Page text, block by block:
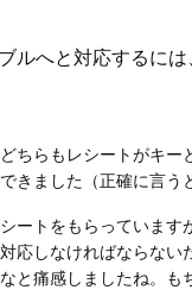
ルへと対応するに
ちらもレシートがキー
きました（正確に言う
ートをもらっています
応しなければならない
と痛感しましたね。も